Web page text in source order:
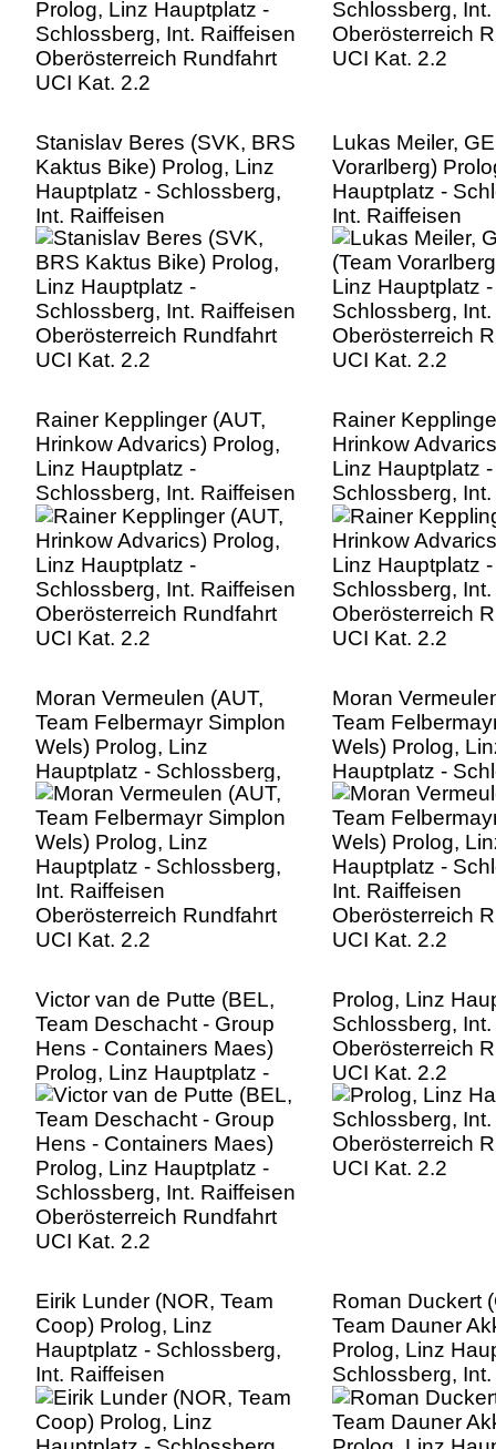
Stanislav Beres (SVK, BRS
Kaktus Bike) Prolog, Linz
Hauptplatz - Schlossberg,
Int. Raiffeisen
Oberösterreich Rundfahrt
UCI Kat. 2.2
Lukas Meiler,
Vorarlberg)
Hauptplatz -
Int. Raiffeisen
Oberösterreich
UCI Kat. 2.2
Rainer Kepplinger (AUT,
Hrinkow Advarics) Prolog,
Linz Hauptplatz -
Schlossberg, Int. Raiffeisen
Oberösterreich Rundfahrt
UCI Kat. 2.2
Rainer
Hrinkow
Linz Hauptplatz -
Schlossberg,
Oberösterreich
UCI Kat. 2.2
Moran Vermeulen (AUT,
Team Felbermayr Simplon
Wels) Prolog, Linz
Hauptplatz - Schlossberg,
Int. Raiffeisen
Oberösterreich Rundfahrt
UCI Kat. 2.2
Moran
Team
Wels) Prolog,
Hauptplatz -
Int. Raiffeisen
Oberösterreich
UCI Kat. 2.2
Victor van de Putte (BEL,
Team Deschacht - Group
Hens - Containers Maes)
Prolog, Linz Hauptplatz -
Schlossberg, Int. Raiffeisen
Oberösterreich Rundfahrt
UCI Kat. 2.2
Prolog, Linz
Schlossberg,
Oberösterreich
UCI Kat. 2.2
Eirik Lunder (NOR, Team
Coop) Prolog, Linz
Hauptplatz - Schlossberg,
Int. Raiffeisen
Oberösterreich Rundfahrt
UCI Kat. 2.2
Roman Duckert
Team Dauner
Prolog, Linz
Schlossberg,
Oberösterreich
UCI Kat. 2.2